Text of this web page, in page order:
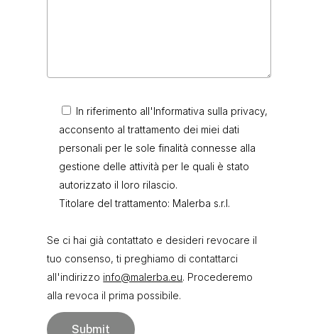
In riferimento all'Informativa sulla privacy,
acconsento al trattamento dei miei dati
personali per le sole finalità connesse alla
gestione delle attività per le quali è stato
autorizzato il loro rilascio.
Titolare del trattamento: Malerba s.r.l.
Se ci hai già contattato e desideri revocare il
tuo consenso, ti preghiamo di contattarci
all'indirizzo info@malerba.eu. Procederemo
alla revoca il prima possibile.